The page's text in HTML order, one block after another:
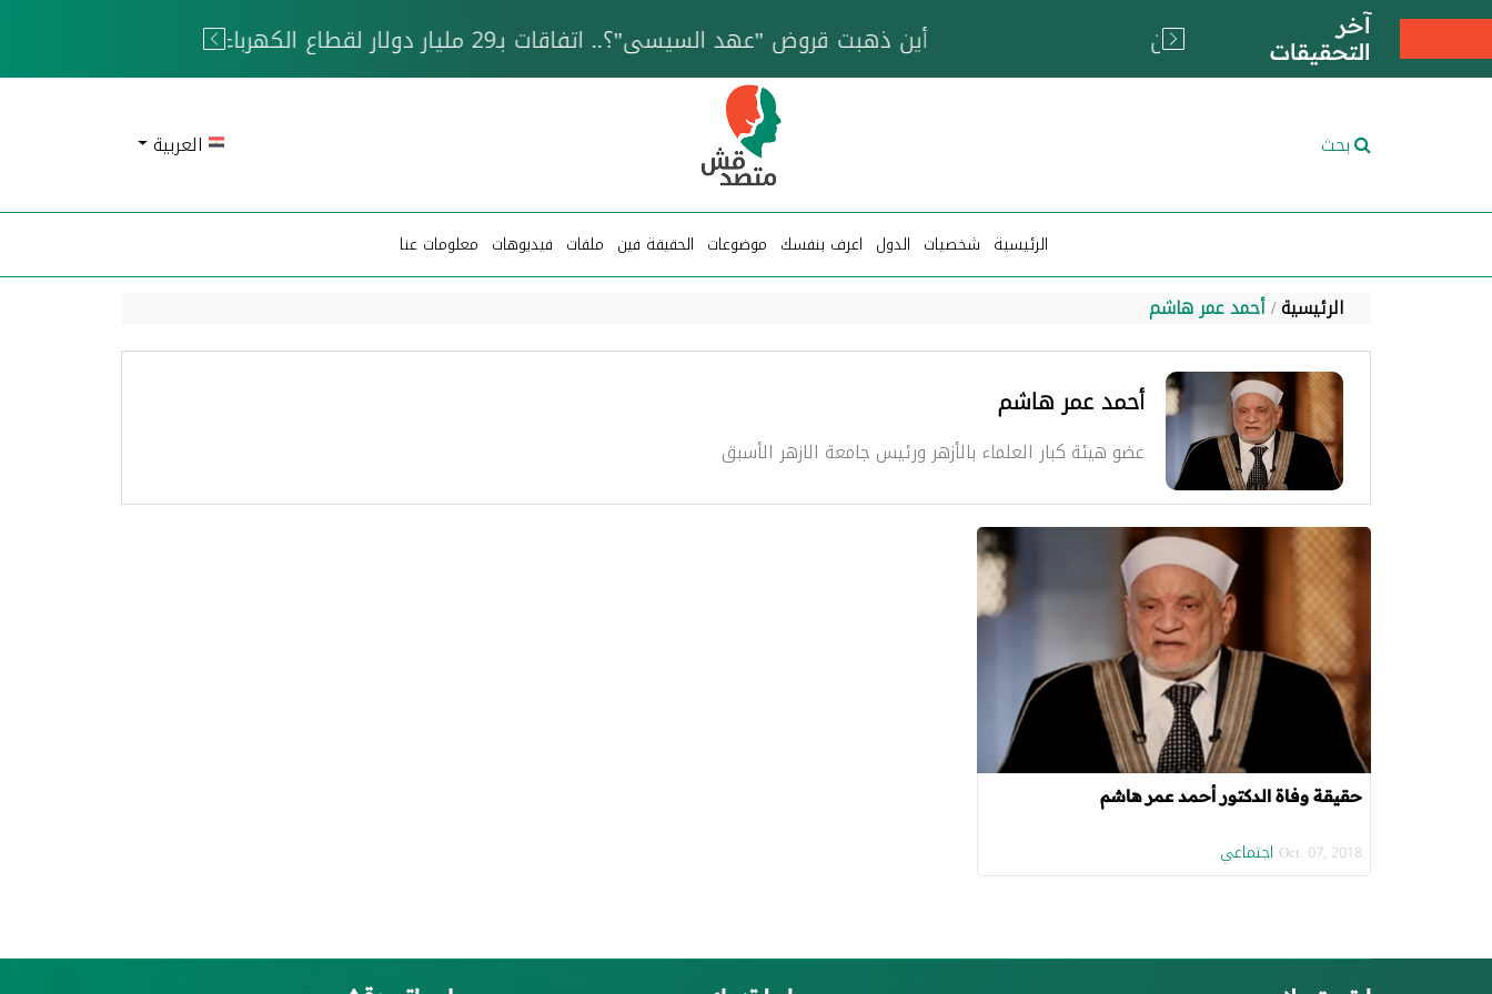
آخر
التحقيقات
خزان عائم.. "متصدقش" تتبع شبكة ناقلات وقود تخدم الحوثيين
بحث العربية
الرئيسية شخصيات الدول اعرف بنفسك موضوعات الحقيقة فين ملفات فيديوهات معلومات عنا
الرئيسية أحمد عمر هاشم
أحمد عمر هاشم
عضو هيئة كبار العلماء بالأزهر ورئيس جامعة الازهر الأسبق
حقيقة وفاة الدكتور أحمد عمر هاشم
Oct. 07, 2018 اجتماعي